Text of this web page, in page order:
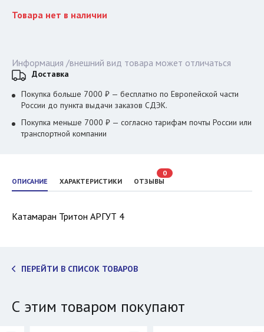
Товара нет в наличии
ОПИСАНИЕ ХАРАКТЕРИСТИКИ ОТЗЫВЫ
0
Катамаран Тритон АРГУТ 4
ПЕРЕЙТИ В СПИСОК ТОВАРОВ
Информация /внешний вид товара может отличаться
Доставка
Покупка больше 7000 ₽ — бесплатно по Европейской части
России до пункта выдачи заказов СДЭК.
Покупка меньше 7000 ₽ — согласно тарифам почты России или
транспортной компании
С этим товаром покупают